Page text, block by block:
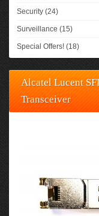
Security (24)
Surveillance (15)
Special Offers! (18)
Alcatel Lucent
Transceiver